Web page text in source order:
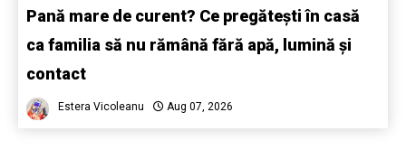
Pană mare de curent? Ce pregătești în casă
ca familia să nu rămână fără apă, lumină și
contact
Estera Vicoleanu Aug 07, 2026